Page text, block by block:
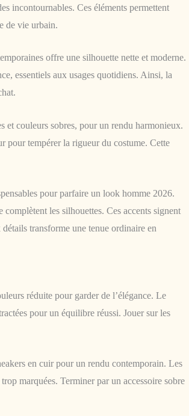
incontournables. Ces éléments permettent
de vie urbain.
offre une silhouette nette et moderne.
essentiels aux usages quotidiens. Ainsi, la
et couleurs sobres, pour un rendu harmonieux.
pour tempérer la rigueur du costume. Cette
pour parfaire un look homme 2026.
les silhouettes. Ces accents signent
transforme une tenue ordinaire en
réduite pour garder de l’élégance. Le
pour un équilibre réussi. Jouer sur les
en cuir pour un rendu contemporain. Les
marquées. Terminer par un accessoire sobre